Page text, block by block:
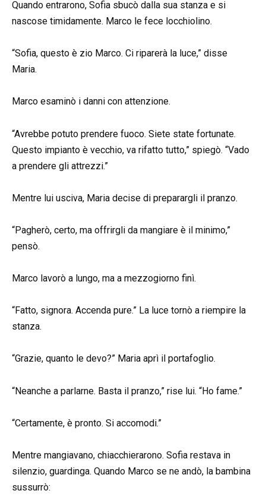
Quando entrarono, Sofia sbucò dalla sua stanza e si
nascose timidamente. Marco le fece locchiolino.
“Sofia, questo è zio Marco. Ci riparerà la luce,” disse
Maria.
Marco esaminò i danni con attenzione.
“Avrebbe potuto prendere fuoco. Siete state fortunate.
Questo impianto è vecchio, va rifatto tutto,” spiegò. “Vado
a prendere gli attrezzi.”
Mentre lui usciva, Maria decise di preparargli il pranzo.
“Pagherò, certo, ma offrirgli da mangiare è il minimo,”
pensò.
Marco lavorò a lungo, ma a mezzogiorno finì.
“Fatto, signora. Accenda pure.” La luce tornò a riempire la
stanza.
“Grazie, quanto le devo?” Maria aprì il portafoglio.
“Neanche a parlarne. Basta il pranzo,” rise lui. “Ho fame.”
“Certamente, è pronto. Si accomodi.”
Mentre mangiavano, chiacchierarono. Sofia restava in
silenzio, guardinga. Quando Marco se ne andò, la bambina
sussurrò: